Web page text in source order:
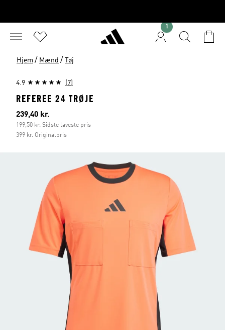
1
Hjem / Mænd / Tøj
4.9 (7)
REFEREE 24 TRØJE
Nuværende pris
239,40 kr.
199,50 kr. Sidste laveste pris
399 kr. Originalpris